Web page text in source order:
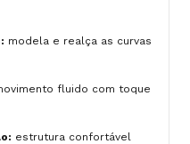
modela e realça as curvas
fluido com toque
estrutura confortável